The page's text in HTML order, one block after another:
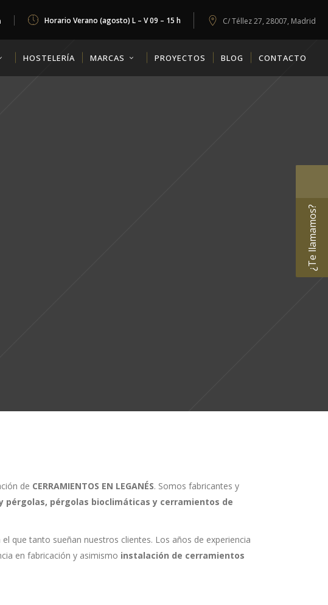
Horario Verano (agosto) L – V 09 – 15 h C/ Téllez 27, 28007, Madrid
HOSTELERÍA MARCAS PROYECTOS BLOG CONTACTO
de CERRAMIENTOS EN LEGANÉS. Somos fabricantes y
pérgolas bioclimáticas y cerramientos de
el que tanto sueñan nuestros clientes. Los años de experiencia
en fabricación y asimismo instalación de cerramientos
¿Te llamamos?